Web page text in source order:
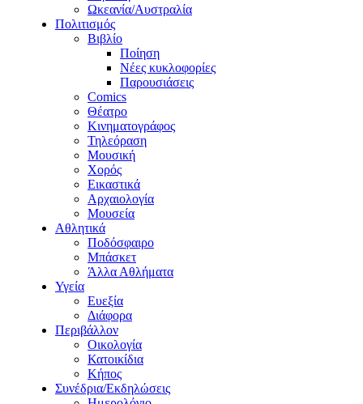
Ωκεανία/Αυστραλία
Πολιτισμός
Βιβλίο
Ποίηση
Νέες κυκλοφορίες
Παρουσιάσεις
Comics
Θέατρο
Κινηματογράφος
Τηλεόραση
Μουσική
Χορός
Εικαστικά
Αρχαιολογία
Μουσεία
Αθλητικά
Ποδόσφαιρο
Μπάσκετ
Άλλα Αθλήματα
Υγεία
Ευεξία
Διάφορα
Περιβάλλον
Οικολογία
Κατοικίδια
Κήπος
Συνέδρια/Εκδηλώσεις